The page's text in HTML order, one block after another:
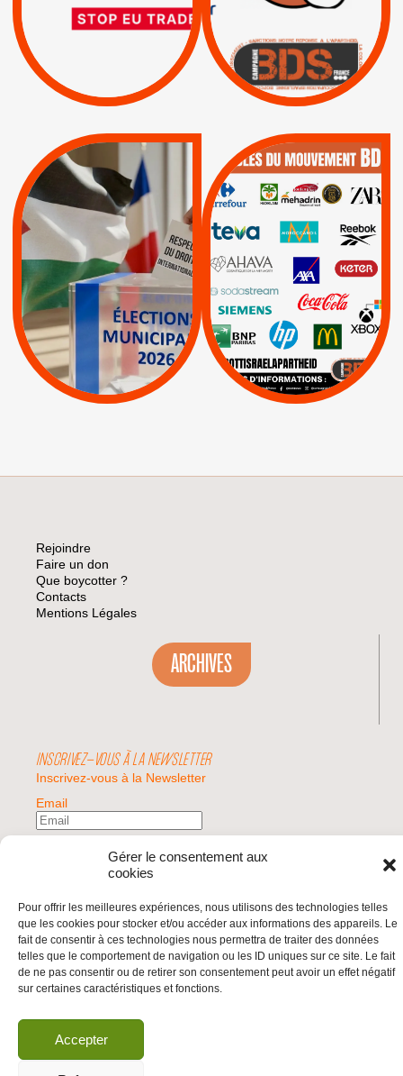
Gérer le consentement aux
cookies
Pour offrir les meilleures expériences, nous utilisons des technologies telles
que les cookies pour stocker et/ou accéder aux informations des appareils. Le
fait de consentir à ces technologies nous permettra de traiter des données
telles que le comportement de navigation ou les ID uniques sur ce site. Le fait
de ne pas consentir ou de retirer son consentement peut avoir un effet négatif
sur certaines caractéristiques et fonctions.
Accepter
D’ASSOCIATION UE-
ISRAËL
| Actus Pétitions
| Boycott militaire |
Lettres d'interpellation
MUNICIPALES 2026 :
JE VOTE POUR LE
RESPECT DU DROIT
INTERNATIONAL EN
PALESTINE
APPELS | Actus |
Espaces Sans
Apartheid
| Lettres d'interpellation
Pétitions
QUE BOYCOTTER ?
BOYCOTT /
AXA BNP | CAF |
Carrefour | HP |
Keter |
Livres et brochures |
Mehadrin | PUMA
Sodastream |
Visuels, tracts,
affiches,...
Rejoindre
Faire un don
Que boycotter ?
Contacts
Mentions Légales
ARCHIVES
INSCRIVEZ-VOUS À LA NEWSLETTER
Inscrivez-vous à la Newsletter
Email
Valider
© 2026 | BDS France | Boycott Désinvestissement Sanctions, la réponse
citoyenne et non-violente à l'impunité d'Israël |